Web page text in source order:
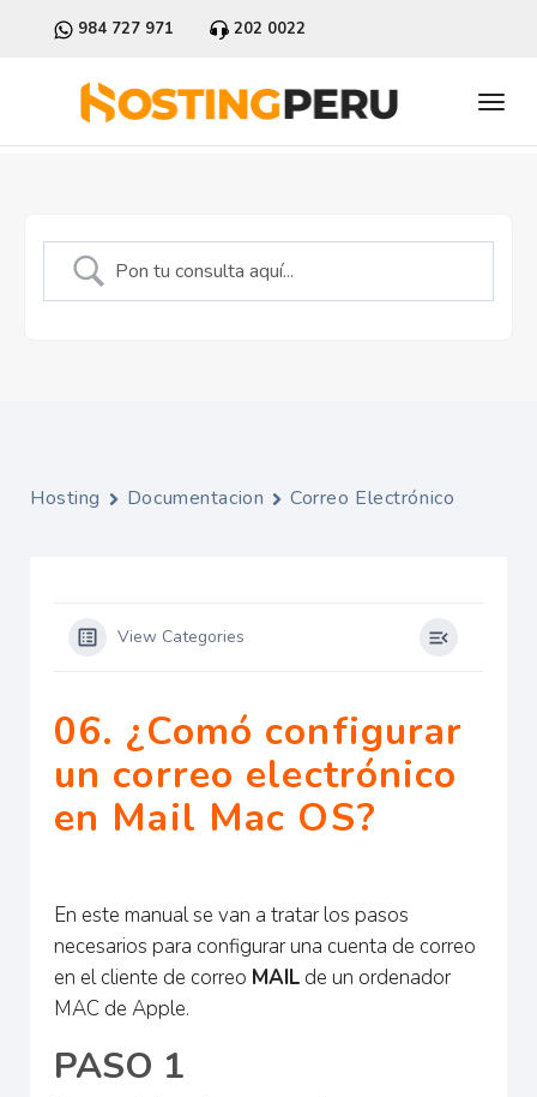
984 727 971 202 0022
Hosting Documentacion Correo Electrónico
View Categories
06. ¿Comó configurar
un correo electrónico
en Mail Mac OS?
En este manual se van a tratar los pasos
necesarios para configurar una cuenta de correo
en el cliente de correo MAIL de un ordenador
MAC de Apple.
PASO 1